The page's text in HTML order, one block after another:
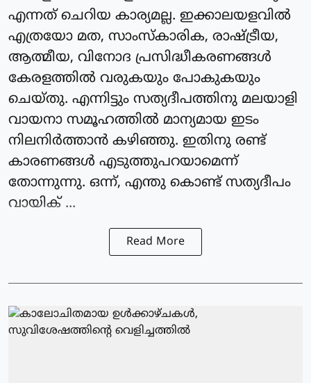
എന്നത് ചെറിയ കാര്യമല്ല. ഇക്കാലയളവിൽ
എത്രയോ മത, സാംസ്‌കാരിക, രാഷ്ട്രീയ,
ആത്മീയ, വിനോദ പ്രസിദ്ധീകരണങ്ങൾ
കേരളത്തിൽ വരുകയും പോകുകയും
ചെയ്‌തു. എന്നിട്ടും സത്യദീപത്തിനു മലയാളി
വായനാ സമൂഹത്തിൽ മാന്യമായ ഇടം
നിലനിർത്താൻ കഴിഞ്ഞു. ഇതിനു രണ്ട്
കാരണങ്ങൾ എടുത്തുപറയാമെന്ന്
തോന്നുന്നു. ഒന്ന്, എന്തു കൊണ്ട് സത്യദീപം
വായിക് ...
Read More